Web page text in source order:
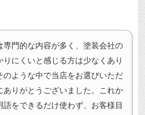
専門的な内容が多く、塗装会社の
りにくいと感じる方は少なくあり
のような中で当店をお選びいただ
ありがとうございました。これか
語をできるだけ使わず、お客様目